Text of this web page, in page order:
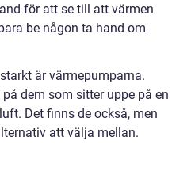
för att se till att värmen
be någon ta hand om
är värmepumparna.
dem som sitter uppe på en
Det finns de också, men
att välja mellan.